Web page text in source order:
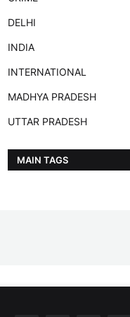
DELHI
INDIA
INTERNATIONAL
MADHYA PRADESH
UTTAR PRADESH
MAIN TAGS